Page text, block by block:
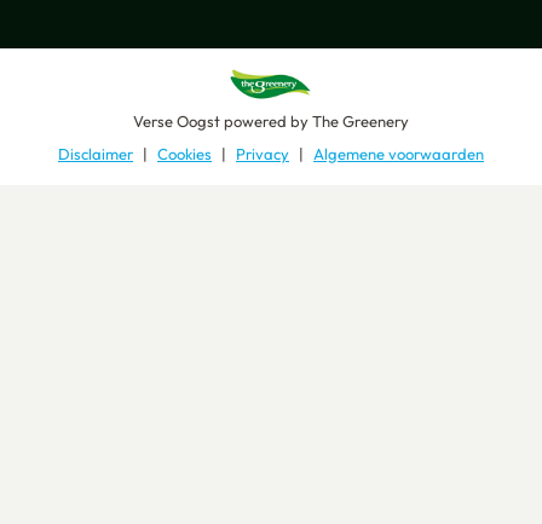
Verse Oogstpowered byThe Greenery
Disclaimer
Cookies Privacy Algemene voorwaarden